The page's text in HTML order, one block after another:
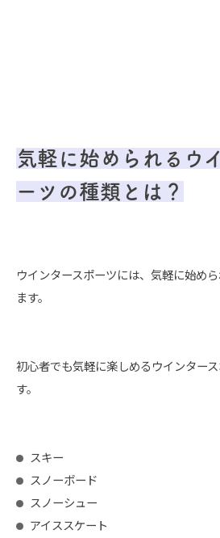
気軽に始められるウ
ーツの種類とは？
ウインタースポーツには、気軽に始め
ます。
初心者でも気軽に楽しめるウインター
す。
スキー
スノーボード
スノーシュー
アイススケート